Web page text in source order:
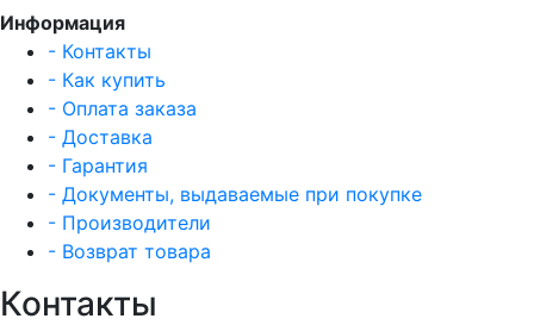
Информация
- Контакты
- Как купить
- Оплата заказа
- Доставка
- Гарантия
- Документы, выдаваемые при покупке
- Производители
- Возврат товара
Контакты